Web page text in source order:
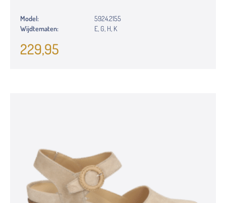
Model:
5924.2155
Wijdtematen:
E, G, H, K
229,95